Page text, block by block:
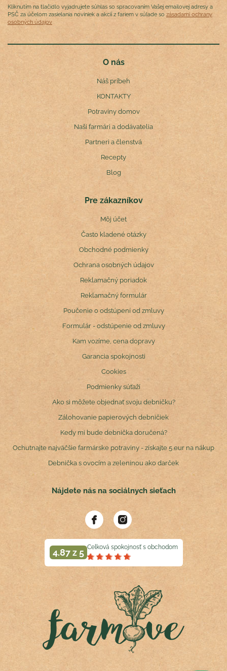
Kliknutím na tlačidlo vyjadrujete súhlas so spracovaním Vašej emailovej adresy a
PSČ za účelom zasielania noviniek a akcií z fariem v súlade so zásadami ochrany
osobných údajov
O nás
Náš príbeh
KONTAKTY
Potraviny domov
Naši farmári a dodávatelia
Partneri a členstvá
Recepty
Blog
Pre zákazníkov
Môj účet
Často kladené otázky
Obchodné podmienky
Ochrana osobných údajov
Reklamačný poriadok
Reklamačný formulár
Poučenie o odstúpení od zmluvy
Formulár - odstúpenie od zmluvy
Kam vozíme, cena dopravy
Garancia spokojnosti
Cookies
Podmienky súťaží
Ako si môžete objednať svoju debničku?
Zálohovanie papierových debničiek
Kedy mi bude debnička doručená?
Ochutnajte najväčšie farmárske potraviny - získajte 5 eur na nákup
Debnička s ovocím a zeleninou ako darček
Nájdete nás na sociálnych sieťach
4.87 z 5
Celková spokojnosť s obchodom